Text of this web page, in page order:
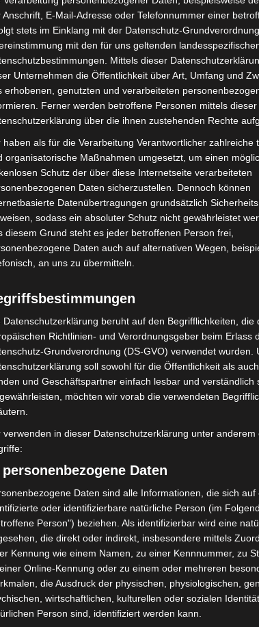
STADIEN IMPRESSUM
Béja (OB)
lehnt Eilverfahren ab – AS
2 zu
Sportive Kairouanaise (JSK),Olympique de Béja (OB)
Anschrift, E-Mail-Adresse oder Telefonnummer einer
stets im Einklang mit der Datenschutz-
mit den für uns geltenden
Mittels dieser
Unternehmen die Öffentlichkeit über Art, Umfang und
erhobenen, genutzten und verarbeiteten
Ferner werden betroffene Personen mittels dieser
über die ihnen zustehenden Rechte
haben als für die Verarbeitung Verantwortlicher zahlreiche
organisatorische Maßnahmen umgesetzt, um einen
Schutz der über diese Internetseite verarbeiteten
Daten sicherzustellen. Dennoch können
Datenübertragungen grundsätzlich
sodass ein absoluter Schutz nicht gewährleistet
diesem Grund steht es jeder betroffenen Person frei,
Daten auch auf alternativen Wegen,
an uns zu übermitteln.
Datenschutzerklärung beruht auf den Begrifflichkeiten, die
Richtlinien- und Verordnungsgeber beim Erlass
Grundverordnung (DS-GVO) verwendet wurden.
soll sowohl für die Öffentlichkeit als
und Geschäftspartner einfach lesbar und verständlich
möchten wir vorab die verwendeten
verwenden in dieser Datenschutzerklärung unter anderem
personenbezogene Daten
Daten sind alle Informationen, die sich auf
oder identifizierbare natürliche Person (im
Person") beziehen. Als identifizierbar wird eine
die direkt oder indirekt, insbesondere mittels
Kennung wie einem Namen, zu einer Kennnummer, zu
Online-Kennung oder zu einem oder mehreren
die Ausdruck der physischen, physiologischen,
wirtschaftlichen, kulturellen oder sozialen
Person sind, identifiziert werden kann.